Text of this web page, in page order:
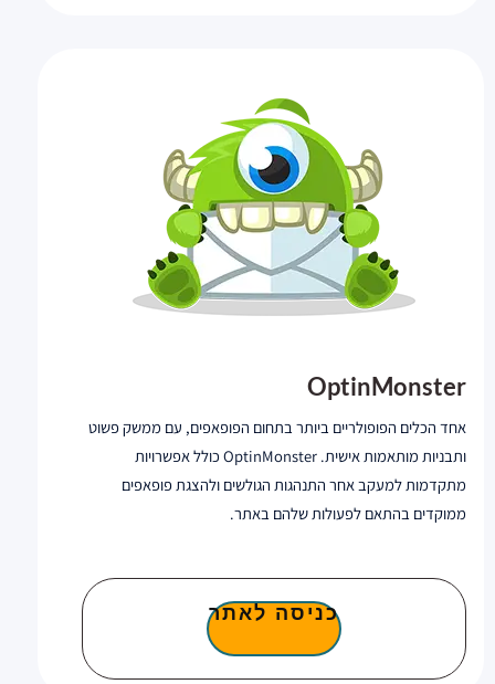
OptinMonster
אחד הכלים הפופולריים ביותר בתחום הפופאפים, עם ממשק פשוט
ותבניות מותאמות אישית. OptinMonster כולל אפשרויות
מתקדמות למעקב אחר התנהגות הגולשים ולהצגת פופאפים
ממוקדים בהתאם לפעולות שלהם באתר.
כניסה לאתר